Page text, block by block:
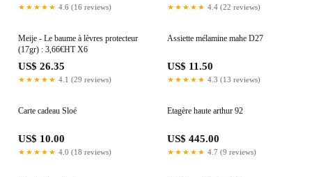
★★★★★ 4.6 (16 reviews) ★★★★★ 4.4 (22 reviews)
Meije - Le baume à lèvres protecteur
(17gr) : 3,66€HT X6
US$ 26.35
★★★★★ 4.1 (29 reviews)
Assiette mélamine mahe D27
US$ 11.50
★★★★★ 4.3 (13 reviews)
Carte cadeau Sloé
US$ 10.00
★★★★★ 4.0 (18 reviews)
Etagère haute arthur 92
US$ 445.00
★★★★★ 4.7 (9 reviews)